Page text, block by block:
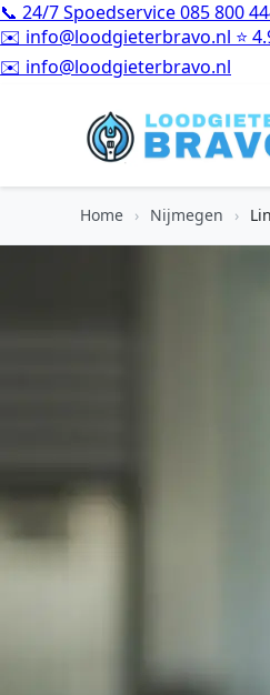
📞 24/7 Spoedservice085 800
✉️ info@loodgieterbravo.nl ⭐
⭐4.9 / 5.0 – Reviews
Home › Nijmegen ›